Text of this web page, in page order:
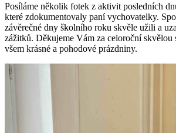
Posíláme několik fotek z aktivit posledních
které zdokumentovaly paní vychovatelky.
závěrečné dny školního roku skvěle užili a
zážitků. Děkujeme Vám za celoroční skvělou
všem krásné a pohodové prázdniny.